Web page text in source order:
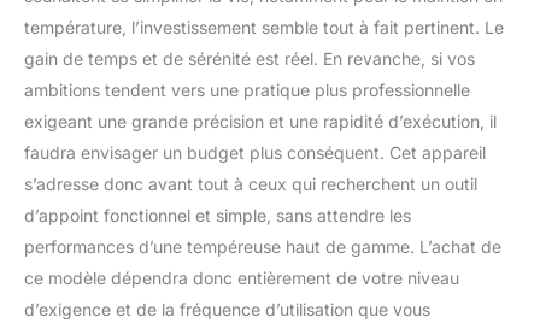
température, l’investissement semble tout à fait pertinent. Le
gain de temps et de sérénité est réel. En revanche, si vos
ambitions tendent vers une pratique plus professionnelle
exigeant une grande précision et une rapidité d’exécution, il
faudra envisager un budget plus conséquent. Cet appareil
s’adresse donc avant tout à ceux qui recherchent un outil
d’appoint fonctionnel et simple, sans attendre les
performances d’une tempéreuse haut de gamme. L’achat de
ce modèle dépendra donc entièrement de votre niveau
d’exigence et de la fréquence d’utilisation que vous